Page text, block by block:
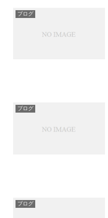
ブログ
ブログ
ブログ